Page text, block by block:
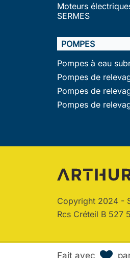
Moteurs
SERMES
POMPES
Pompes à eau
Pompes de
Pompes de
Pompes de
Copyright 2024 -
Rcs Créteil B 527
Fait avec